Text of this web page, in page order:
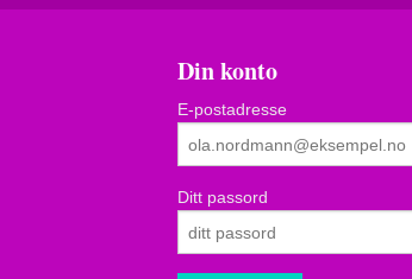
Din konto
E-postadresse
Ditt passord